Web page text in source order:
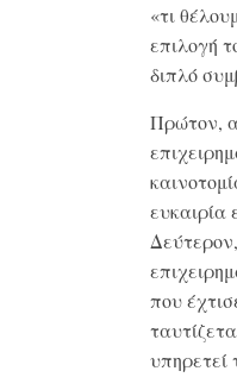
«τι
επιλογή
διπλό
Πρώτον,
ευκαιρία
που
υπηρετεί